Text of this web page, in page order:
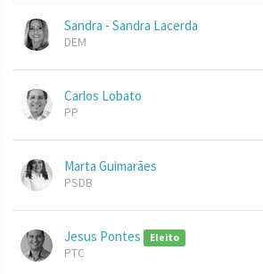
Sandra - Sandra Lacerda
DEM
Carlos Lobato
PP
Marta Guimarães
PSDB
Jesus Pontes Eleito
PTC